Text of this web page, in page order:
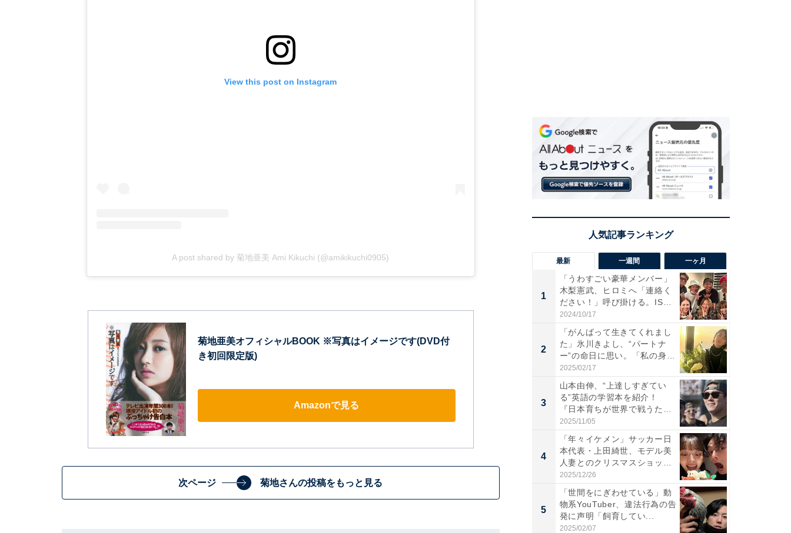
View this post on Instagram
A post shared by 菊地亜美 Ami Kikuchi (@amikikuchi0905)
菊地亜美オフィシャルBOOK ※写真はイメージです(DVD付
き初回限定版)
Amazonで見る
次ページ 菊地さんの投稿をもっと見る
最新 一週間 一ヶ月
1
「うわすごい豪華メンバー」
木梨憲武、ヒロミへ「連絡く
ださい！」呼び掛ける。IS
S...
2024/10/17
2
「がんばって生きてくれまし
た」氷川きよし、“パートナ
ー”の命日に思い。「私の身
体...
2025/02/17
3
山本由伸、“上達しすぎてい
る”英語の学習本を紹介！
『日本育ちが世界で戦うため
の...
2025/11/05
4
「年々イケメン」サッカー日
本代表・上田綺世、モデル美
人妻とのクリスマスショット
に...
2025/12/26
5
「世間をにぎわせている」動
物系YouTuber、違法行為の告
発に声明「飼育してい...
2025/02/07